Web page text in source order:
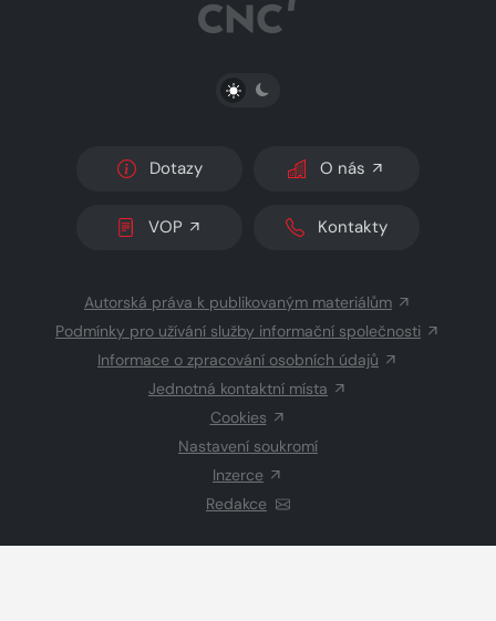
PŘEPNOUT SVĚTLÝ/TMAVÝ REŽIM
Dotazy O nás
VOP Kontakty
Autorská práva k publikovaným materiálům
Podmínky pro užívání služby informační společnosti
Informace o zpracování osobních údajů
Jednotná kontaktní místa
Cookies
Nastavení soukromí
Inzerce
Redakce